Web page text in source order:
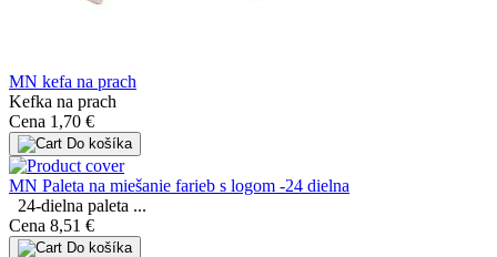
MN kefa na prach
Kefka na prach
Cena 1,70 €
Do košíka
MN Paleta na miešanie farieb s logom -24 dielna
24-dielna paleta ...
Cena 8,51 €
Do košíka